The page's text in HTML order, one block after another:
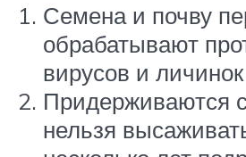
Семена и почву
обрабатывают
вирусов и
Придерживаются
нельзя